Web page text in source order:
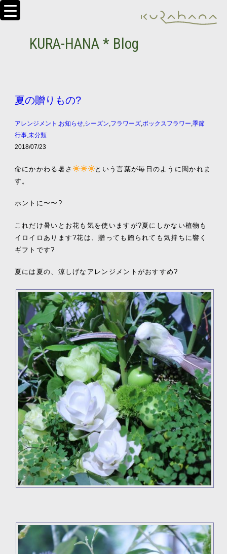
KURA-HANA * Blog
夏の贈りもの?
アレンジメント ,お知らせ,シーズン,フラワーズ,ボックスフラワー,季節
行事,未分類
2018/07/23
命にかかわる暑さ
という言葉が毎日のように聞かれま
す。
ホントに〜〜?
これだけ暑いとお花も気を使いますが?夏にしかない植物も
イロイロあります?花は、贈っても贈られても気持ちに響く
ギフトです?
夏には夏の、涼しげなアレンジメントがおすすめ?